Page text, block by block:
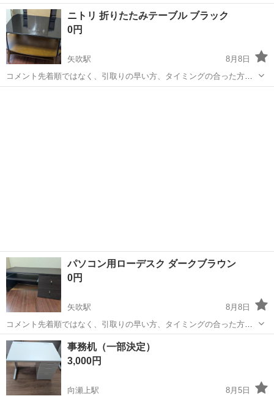
らの先着順となります。 現在空き家の片付けをしており、出てきた使
えそうな品を出品しております。 他にも出品しますので、他の出品物
もご確認ください。 【お品物...
福島 西白河郡 矢吹駅 オフィス用家具
ニトリ 折りたたみテーブル ブラック
0円
矢吹駅
8月8日
コメント先着順ではなく、引取りの早い方、タイミングの合った方か
らの先着順となります。 現在空き家の片付けをしており、出てきた使
パソコン用ローデスク ダークブラウン
0円
矢吹駅
8月8日
コメント先着順ではなく、引取りの早い方、タイミングの合った方か
らの先着順となります。 現在空き家の片付けをしており、出てきた使
えそうな品を出品しております。 他にも出品しますので、他の出品物
もご確認ください。 【お品物...
福島 西白河郡 矢吹駅 オフィス用家具
事務机（一部決定）
3,000円
向瀬上駅
8月5日